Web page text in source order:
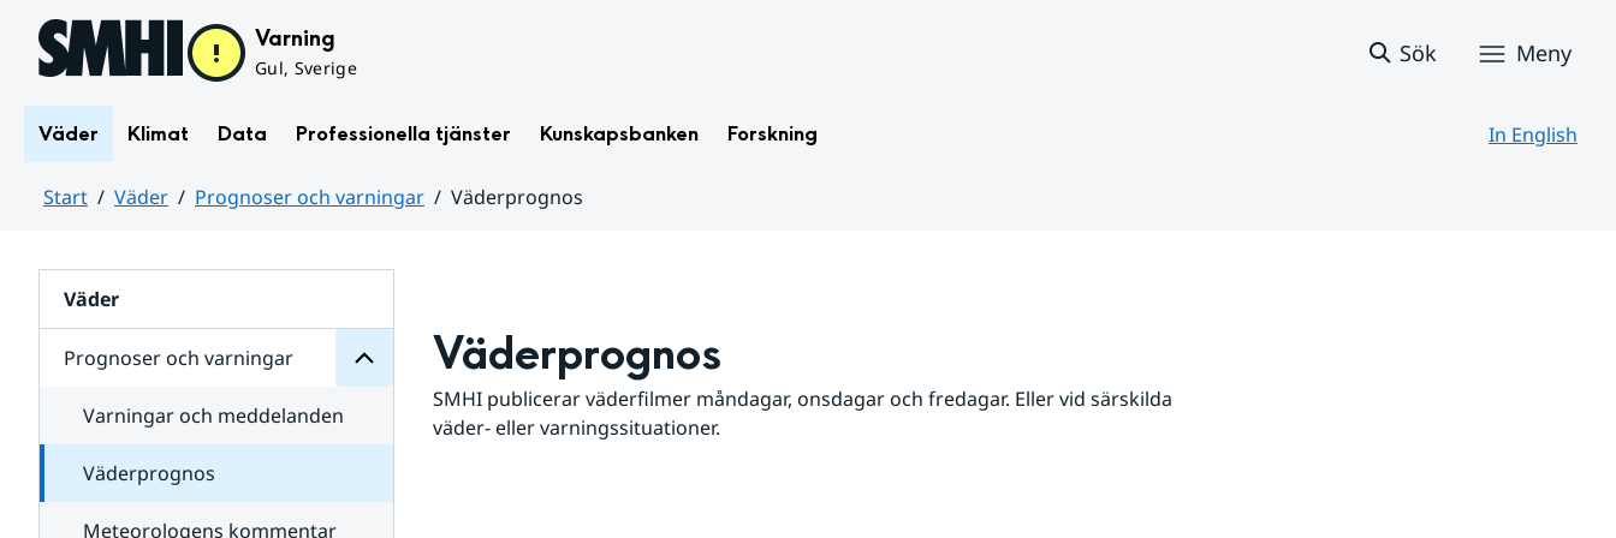
Hoppa till sidans innehåll Varning
Gul, Sverige
Sök Meny
Väder Klimat Data Professionella tjänster Kunskapsbanken Forskning In English
Start Väder Prognoser och varningar
Väderprognos
Väder
Prognoser och varningar
för
varningar
Varningar och meddelanden
Väderprognos
Meteorologens kommentar
Väderprognos
SMHI publicerar väderfilmer måndagar, onsdagar och fredagar. Eller vid särskilda
väder- eller varningssituationer.